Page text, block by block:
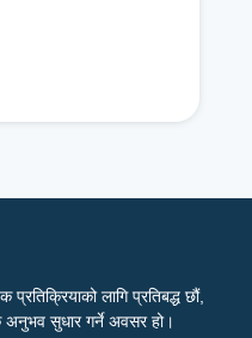
लागि प्रतिबद्ध छौं,
अनुभव सुधार गर्ने अवसर हो।